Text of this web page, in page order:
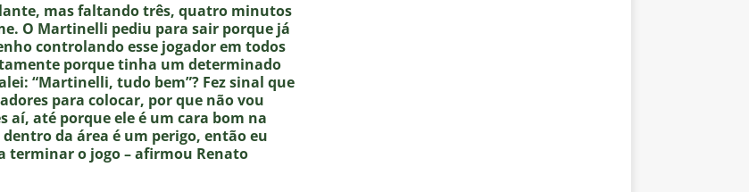
onde assistir ao vivo, horário e escalações do
NOTÍCIAS
social às pressas nesta sexta-feira; saiba o motivo
Frente Ampla Tricolor publica análise dura
e cooptação pela gestão
mas faltando três, quatro minutos
O Martinelli pediu para sair porque já
controlando esse jogador em todos
porque tinha um determinado
“Martinelli, tudo bem”? Fez sinal que
para colocar, por que não vou
aí, até porque ele é um cara bom na
da área é um perigo, então eu
o jogo – afirmou Renato